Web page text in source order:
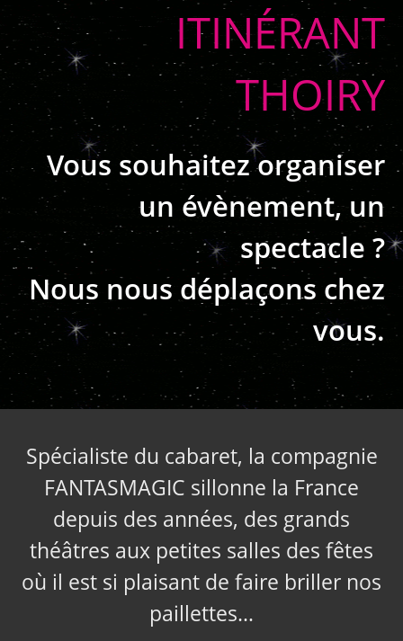
ITINÉRANT
THOIRY
Vous souhaitez organiser
un évènement, un
spectacle ?
Nous nous déplaçons chez
vous.
Spécialiste du cabaret, la compagnie
FANTASMAGIC sillonne la France
depuis des années, des grands
théâtres aux petites salles des fêtes
où il est si plaisant de faire briller nos
paillettes…